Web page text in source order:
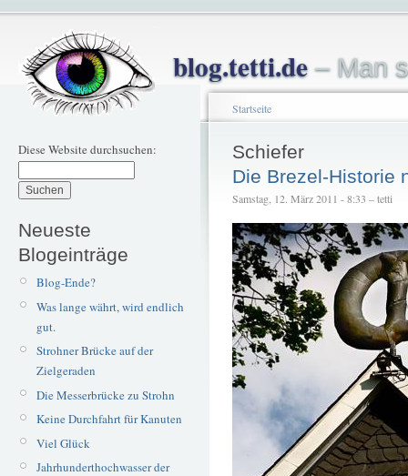
blog.tetti.de– Man
Diese Website durchsuchen:
Neueste
Blogeinträge
Blog-Ende?
Was lange währt, wird endlich
gut.
Strohner Brücke auf der
Zielgeraden
Die Messerbrücke zu Strohn
Keine Durchfahrt für Kanuten
Viel Glück
Jahrhunderthochwasser der
Startseite
Schiefer
Die Brezel-Historie
Samstag, 12. März 2011 - 8:33 – tetti